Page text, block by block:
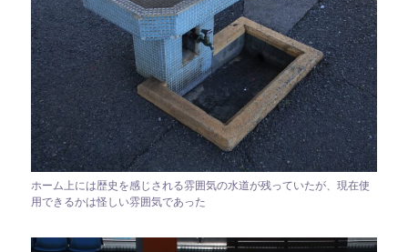
ホーム上には歴史を感じされる雰囲気の水道が残っていたが、現在使
用できるかは怪しい雰囲気であった